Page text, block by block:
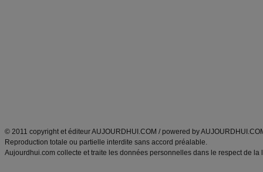
© 2011 copyright et éditeur AUJOURDHUI.COM / powered by
Reproduction totale ou partielle interdite sans accord préalable.
Aujourdhui.com collecte et traite les données personnelles dans le respect de